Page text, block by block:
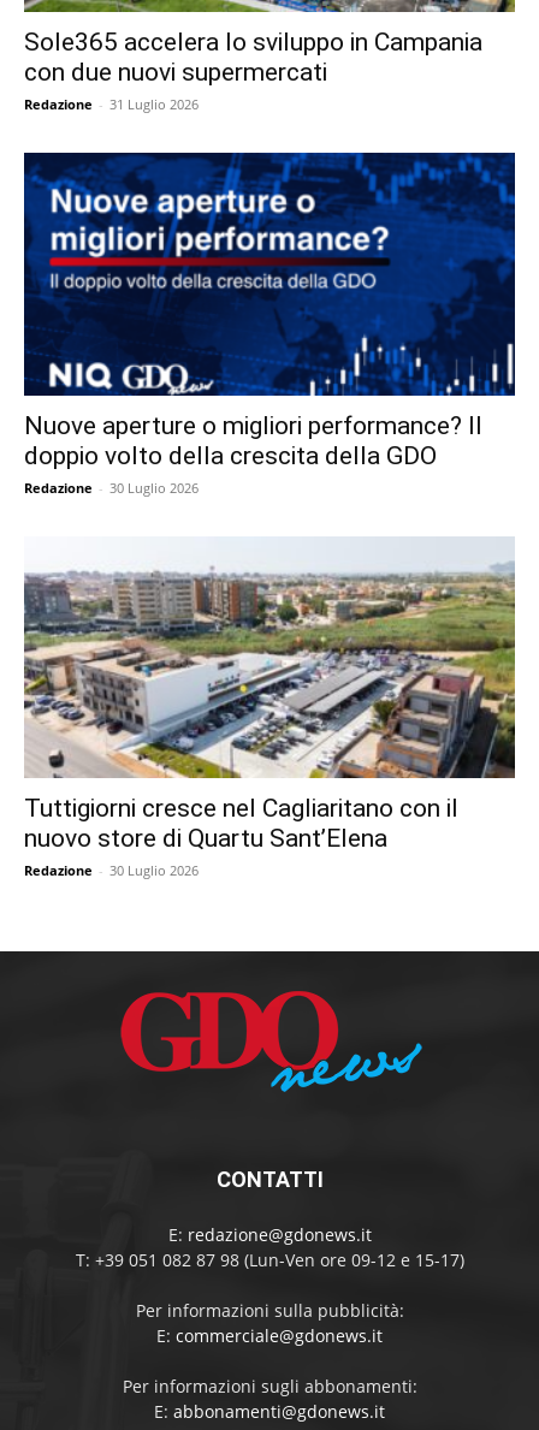
Sole365 accelera lo sviluppo in Campania
con due nuovi supermercati
Redazione - 31 Luglio 2026
Nuove aperture o migliori performance? Il
doppio volto della crescita della GDO
Redazione - 30 Luglio 2026
Tuttigiorni cresce nel Cagliaritano con il
nuovo store di Quartu Sant’Elena
Redazione - 30 Luglio 2026
CONTATTI
E: redazione@gdonews.it
T: +39 051 082 87 98 (Lun-Ven ore 09-12 e 15-17)
Per informazioni sulla pubblicità:
E: commerciale@gdonews.it
Per informazioni sugli abbonamenti:
E: abbonamenti@gdonews.it